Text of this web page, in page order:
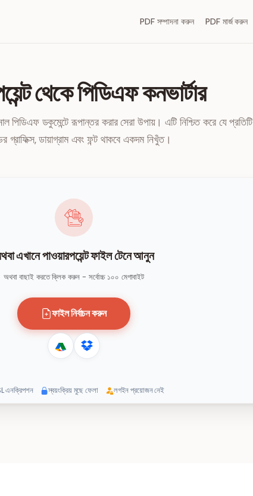
PDF সম্পাদনা করুন PDF মার্জ করুন
থেকে পিডিএফ কনভার্টার
পিডিএফ ডকুমেন্টে রূপান্তর করার সেরা উপায়। এটি নিশ্চিত করে যে প্রতিটি
গ্রাফিক্স, ডায়াগ্রাম এবং ফন্ট থাকবে একদম নিখুঁত।
এখানে পাওয়ারপয়েন্ট ফাইল টেনে আনুন
অথবা বাছাই করতে ক্লিক করুন - সর্বোচ্চ ১০০ মেগাবাইট
ফাইল নির্বাচন করুন
এনক্রিপশন স্বয়ংক্রিয় মুছে ফেলা লগইন প্রয়োজন নেই